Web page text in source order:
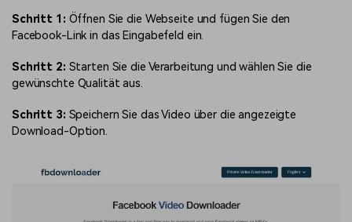
Schritt 1: Öffnen Sie die Webseite und fügen Sie den
Facebook-Link in das Eingabefeld ein.
Schritt 2: Starten Sie die Verarbeitung und wählen Sie die
gewünschte Qualität aus.
Schritt 3: Speichern Sie das Video über die angezeigte
Download-Option.